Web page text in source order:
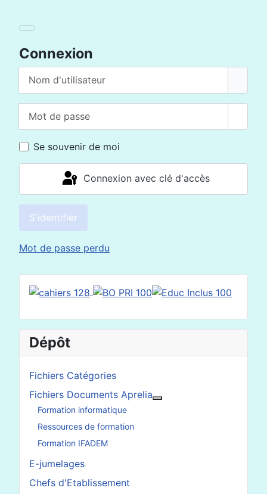
Connexion
Se souvenir de moi
Connexion avec clé d'accès
S'identifier
Mot de passe perdu
Dépôt
Fichiers Catégories
Fichiers Documents Aprelia
Formation informatique
Ressources de formation
Formation IFADEM
E-jumelages
Chefs d'Etablissement